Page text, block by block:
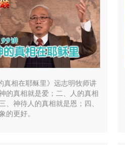
真相在耶稣里》远志明牧师讲
的真相就是爱；二、人的真相
、神待人的真相就是恩；四、
的更好。